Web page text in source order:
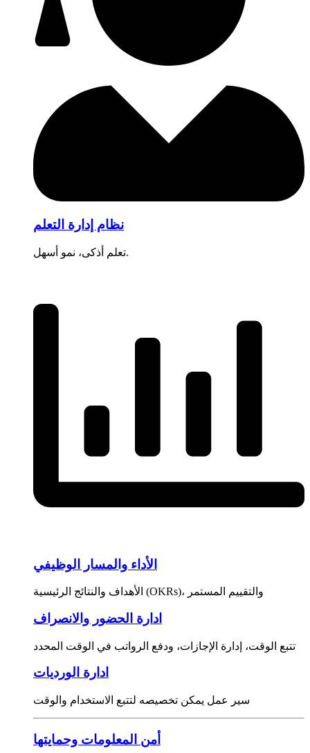
نظام إدارة التعلم
تعلم أذكى، نمو أسهل.
الأداء والمسار الوظيفي
الأهداف والنتائج الرئيسية (OKRs)، والتقييم المستمر
ادارة الحضور والانصراف
تتبع الوقت، إدارة الإجازات، ودفع الرواتب في الوقت المحدد
ادارة الورديات
سير عمل يمكن تخصيصه لتتبع الاستخدام والوقت
أمن المعلومات وحمايتها